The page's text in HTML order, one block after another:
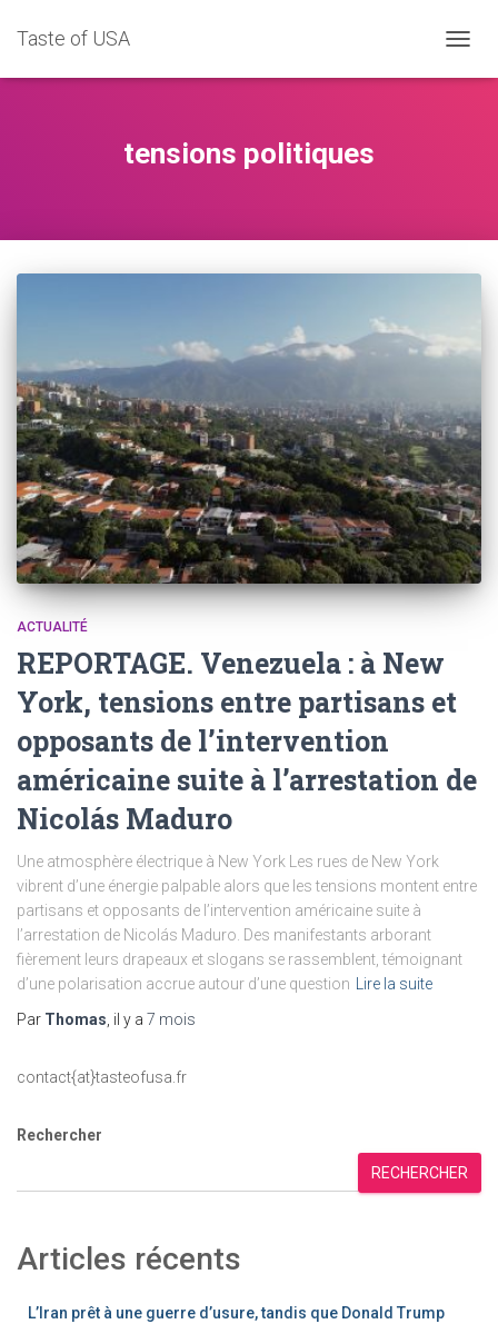
Taste of USA
LA
tensions politiques
ACTUALITÉ
REPORTAGE. Venezuela : à New
York, tensions entre partisans et
opposants de l’intervention
américaine suite à l’arrestation de
Nicolás Maduro
Une atmosphère électrique à New York Les rues de New York
vibrent d’une énergie palpable alors que les tensions montent entre
partisans et opposants de l’intervention américaine suite à
l’arrestation de Nicolás Maduro. Des manifestants arborant
fièrement leurs drapeaux et slogans se rassemblent, témoignant
d’une polarisation accrue autour d’une question
Lire la suite
Par Thomas , il y a 7 mois
contact{at}tasteofusa.fr
Rechercher
RECHERCHER
Articles récents
L’Iran prêt à une guerre d’usure, tandis que Donald Trump